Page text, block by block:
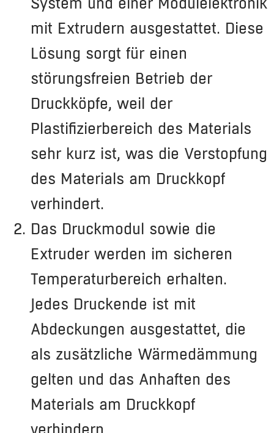
mit Extrudern ausgestattet. Diese
Lösung sorgt für einen
störungsfreien Betrieb der
Druckköpfe, weil der
Plastifizierbereich des Materials
sehr kurz ist, was die Verstopfung
des Materials am Druckkopf
verhindert.
Das Druckmodul sowie die
Extruder werden im sicheren
Temperaturbereich erhalten.
Jedes Druckende ist mit
Abdeckungen ausgestattet, die
als zusätzliche Wärmedämmung
gelten und das Anhaften des
Materials am Druckkopf
verhindern.